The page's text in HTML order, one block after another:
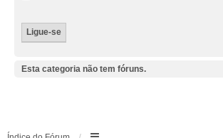
Esta categoria não tem fóruns.